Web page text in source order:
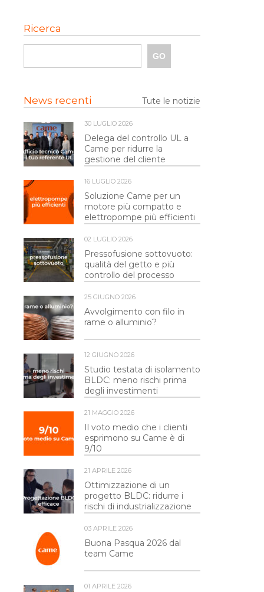
Ricerca
News recenti Tute le notizie
30 LUGLIO 2026
Delega del controllo UL a
Came per ridurre la
gestione del cliente
16 LUGLIO 2026
Soluzione Came per un
motore più compatto e
elettropompe più efficienti
02 LUGLIO 2026
Pressofusione sottovuoto:
qualità del getto e più
controllo del processo
25 GIUGNO 2026
Avvolgimento con filo in
rame o alluminio?
12 GIUGNO 2026
Studio testata di isolamento
BLDC: meno rischi prima
degli investimenti
21 MAGGIO 2026
Il voto medio che i clienti
esprimono su Came è di
9/10
21 APRILE 2026
Ottimizzazione di un
progetto BLDC: ridurre i
rischi di industrializzazione
03 APRILE 2026
Buona Pasqua 2026 dal
team Came
01 APRILE 2026